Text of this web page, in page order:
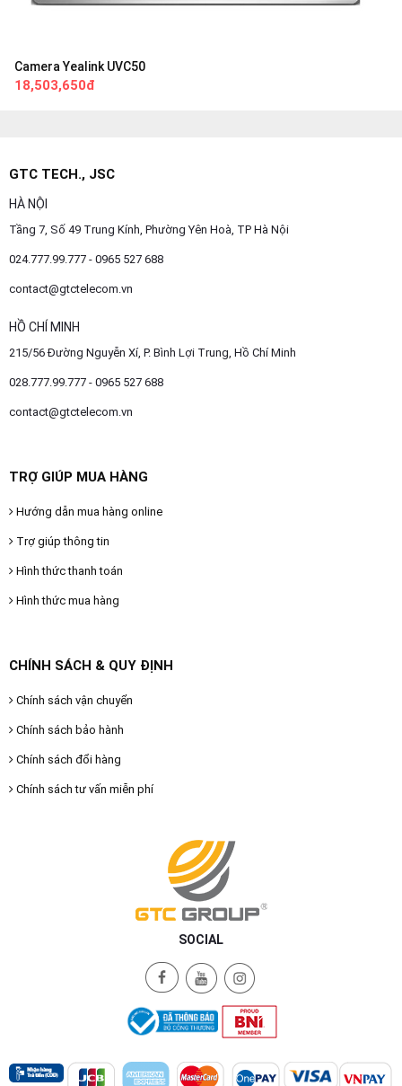
Camera Yealink UVC50
18,503,650đ
GTC TECH., JSC
HÀ NỘI
Tầng 7, Số 49 Trung Kính, Phường Yên Hoà, TP Hà Nội
024.777.99.777 - 0965 527 688
contact@gtctelecom.vn
HỒ CHÍ MINH
215/56 Đường Nguyễn Xí, P. Bình Lợi Trung, Hồ Chí Minh
028.777.99.777 - 0965 527 688
contact@gtctelecom.vn
TRỢ GIÚP MUA HÀNG
Hướng dẫn mua hàng online
Trợ giúp thông tin
Hình thức thanh toán
Hình thức mua hàng
CHÍNH SÁCH & QUY ĐỊNH
Chính sách vận chuyển
Chính sách bảo hành
Chính sách đổi hàng
Chính sách tư vấn miễn phí
SOCIAL